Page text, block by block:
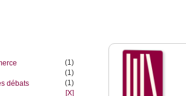
(1)
(1)
débats
(1)
[X]